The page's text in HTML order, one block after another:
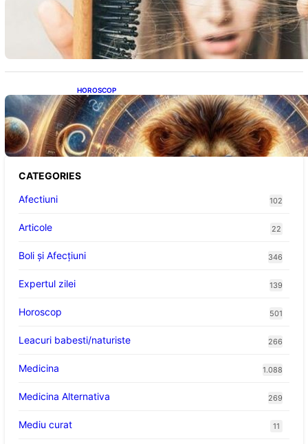
Semnele unei deficiențe de proteine:
Impactul asupra sănătății tale
HOROSCOP
Portalul Leului 8/8: Oportunități de
Abundență pentru Cinci Zodii în 2026
CATEGORIES
Afectiuni
102
Articole 22
Boli și Afecțiuni 346
Expertul zilei 139
Horoscop 501
Leacuri babesti/naturiste 266
Medicina 1.088
Medicina Alternativa 269
Mediu curat 11